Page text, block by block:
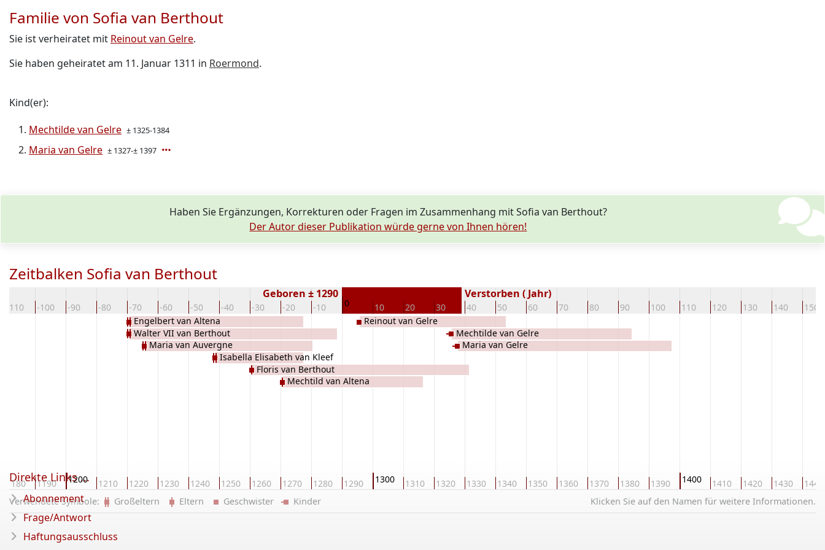
Familie von Sofia van Berthout
Sie ist verheiratet mit Reinout van Gelre.
Sie haben geheiratet am 11. Januar 1311 in Roermond.
Kind(er):
Mechtilde van Gelre ± 1325-1384
Maria van Gelre ± 1327-± 1397
Haben Sie Ergänzungen, Korrekturen oder Fragen im Zusammenhang mit Sofia van Berthout?
Der Autor dieser Publikation würde gerne von Ihnen hören!
Zeitbalken Sofia van Berthout
-110 -100 -90 -80 -70 -60 -50 -40 -30 -20 -10 0 10 20 30 40 50 60 70 80 90 100 110 120 130 140 150
Geboren ± 1290 Verstorben ( Jahr)
1180 1190 1200 1210 1220 1230 1240 1250 1260 1270 1280 1290 1300 1310 1320 1330 1340 1350 1360 1370 1380 1390 1400 1410 1420 1430 1440
Engelbert van Altena
Walter VII van Berthout
Maria van Auvergne
Isabella Elisabeth van Kleef
Floris van Berthout
Mechtild van Altena
Reinout van Gelre
Mechtilde van Gelre
Maria van Gelre
Klicken Sie auf den Namen für weitere Informationen.
Verwendete Symbole: Großeltern Eltern Geschwister Kinder
Direkte Links ...
Abonnement
Frage/Antwort
Haftungsausschluss